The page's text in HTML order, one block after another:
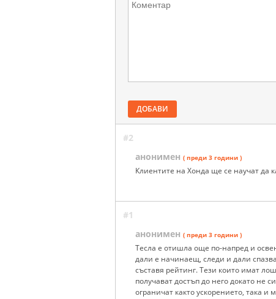
ДОБАВИ
#2
анонимен ( преди 3 години )
Клиентите на Хонда ще се научат да
#1
анонимен ( преди 3 години )
Тесла е отишла още по-напред и
дали е начинаещ, следи и дали
съставя рейтинг. Тези които имат
получават достъп до него докато не
ограничат както ускорението, така